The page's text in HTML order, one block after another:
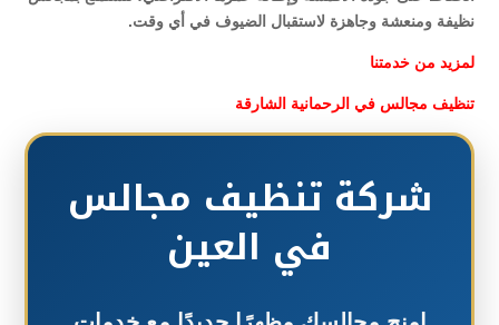
نظيفة ومنعشة وجاهزة لاستقبال الضيوف في أي وقت.
لمزيد من خدمتنا
تنظيف مجالس في الرحمانية الشارقة
شركة تنظيف مجالس
في العين